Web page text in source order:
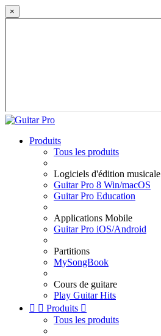
×
Produits
Tous les produits
Logiciels d'édition musicale
Guitar Pro 8 Win/macOS
Guitar Pro Education
Applications Mobile
Guitar Pro iOS/Android
Partitions
MySongBook
Cours de guitare
Play Guitar Hits
  Produits 
Tous les produits